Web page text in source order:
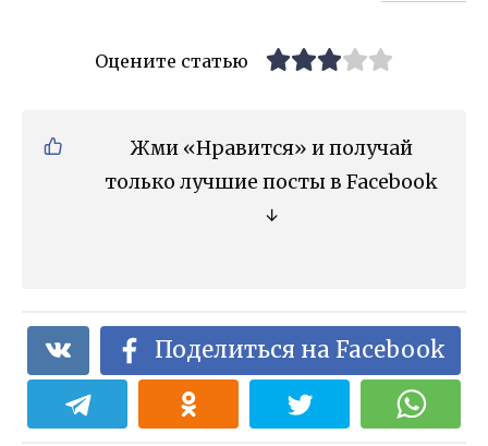
Оцените статью
Жми «Нравится» и получай
только лучшие посты в Facebook
↓
Поделиться на Facebook